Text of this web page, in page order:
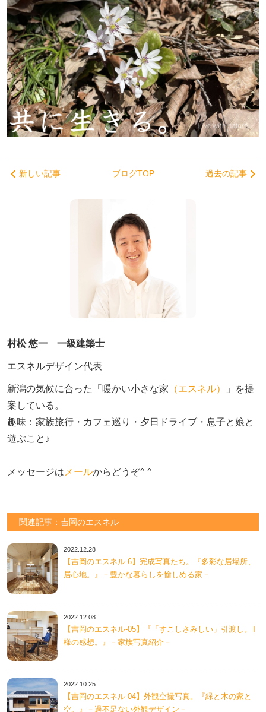
新しい記事 ブログTOP 過去の記事
村松 悠一 一級建築士
エスネルデザイン代表
新潟の気候に合った「暖かい小さな家 （エスネル）
」を提
案している。
趣味：家族旅行・カフェ巡り・夕日ドライブ・息子と娘と
遊ぶこと♪
メッセージは メールからどうぞ^ ^
関連記事：吉岡のエスネル
2022.12.28
【吉岡のエスネル‐6】完成写真たち。『多彩な居場所、
居心地。』－豊かな暮らしを愉しめる家－
2022.12.08
【吉岡のエスネル-05】『「すこしさみしい」引渡し。T
様の感想。』－家族写真紹介－
2022.10.25
【吉岡のエスネル-04】外観空撮写真。『緑と木の家と
空。』－過不足ない外観デザイン－